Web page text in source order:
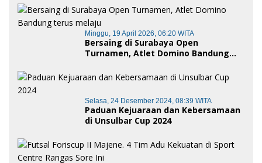
Minggu, 19 April 2026, 06:20 WITA
Bersaing di Surabaya Open
Turnamen, Atlet Domino Bandung
Selasa, 24 Desember 2024, 08:39 WITA
Paduan Kejuaraan dan Kebersamaan
di Unsulbar Cup 2024